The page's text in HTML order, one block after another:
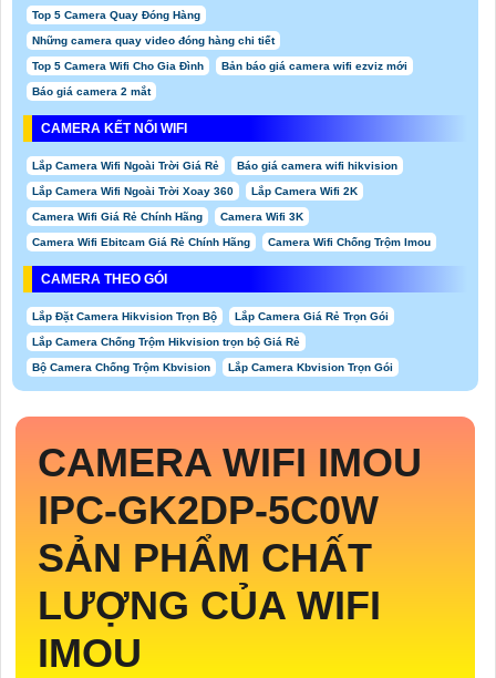
Top 5 Camera Quay Đóng Hàng
Những camera quay video đóng hàng chi tiết
Top 5 Camera Wifi Cho Gia Đình Bản báo giá camera wifi ezviz mới
Báo giá camera 2 mắt
CAMERA KẾT NỐI WIFI
Lắp Camera Wifi Ngoài Trời Giá Rẻ Báo giá camera wifi hikvision
Lắp Camera Wifi Ngoài Trời Xoay 360 Lắp Camera Wifi 2K
Camera Wifi Giá Rẻ Chính Hãng Camera Wifi 3K
Camera Wifi Ebitcam Giá Rẻ Chính Hãng Camera Wifi Chống Trộm Imou
CAMERA THEO GÓI
Lắp Đặt Camera Hikvision Trọn Bộ Lắp Camera Giá Rẻ Trọn Gói
Lắp Camera Chống Trộm Hikvision trọn bộ Giá Rẻ
Bộ Camera Chống Trộm Kbvision Lắp Camera Kbvision Trọn Gói
CAMERA WIFI IMOU
IPC-GK2DP-5C0W
SẢN PHẨM CHẤT
LƯỢNG CỦA WIFI
IMOU